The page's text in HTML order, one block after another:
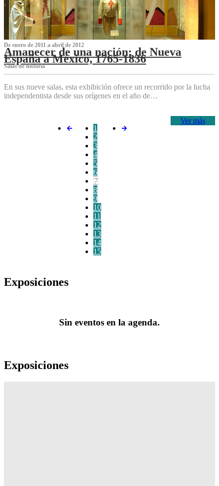
De enero de 2011 a abril de 2012
Amanecer de una nación: de Nueva
España a México, 1765-1836
Salas de historia
En sus nueve salas, esta exhibición ofrece un recorrido por la lucha
independentista desde sus orígenes en el año de…
Ver más
1
2
3
4
5
6
7
8
9
10
11
12
13
14
15
Exposiciones
Sin eventos en la agenda.
Exposiciones